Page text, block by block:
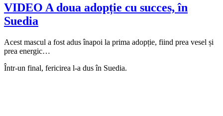
VIDEO A doua adopție cu succes, în
Suedia
Acest mascul a fost adus înapoi la prima adopție, fiind prea vesel și
prea energic…
Într-un final, fericirea l-a dus în Suedia.